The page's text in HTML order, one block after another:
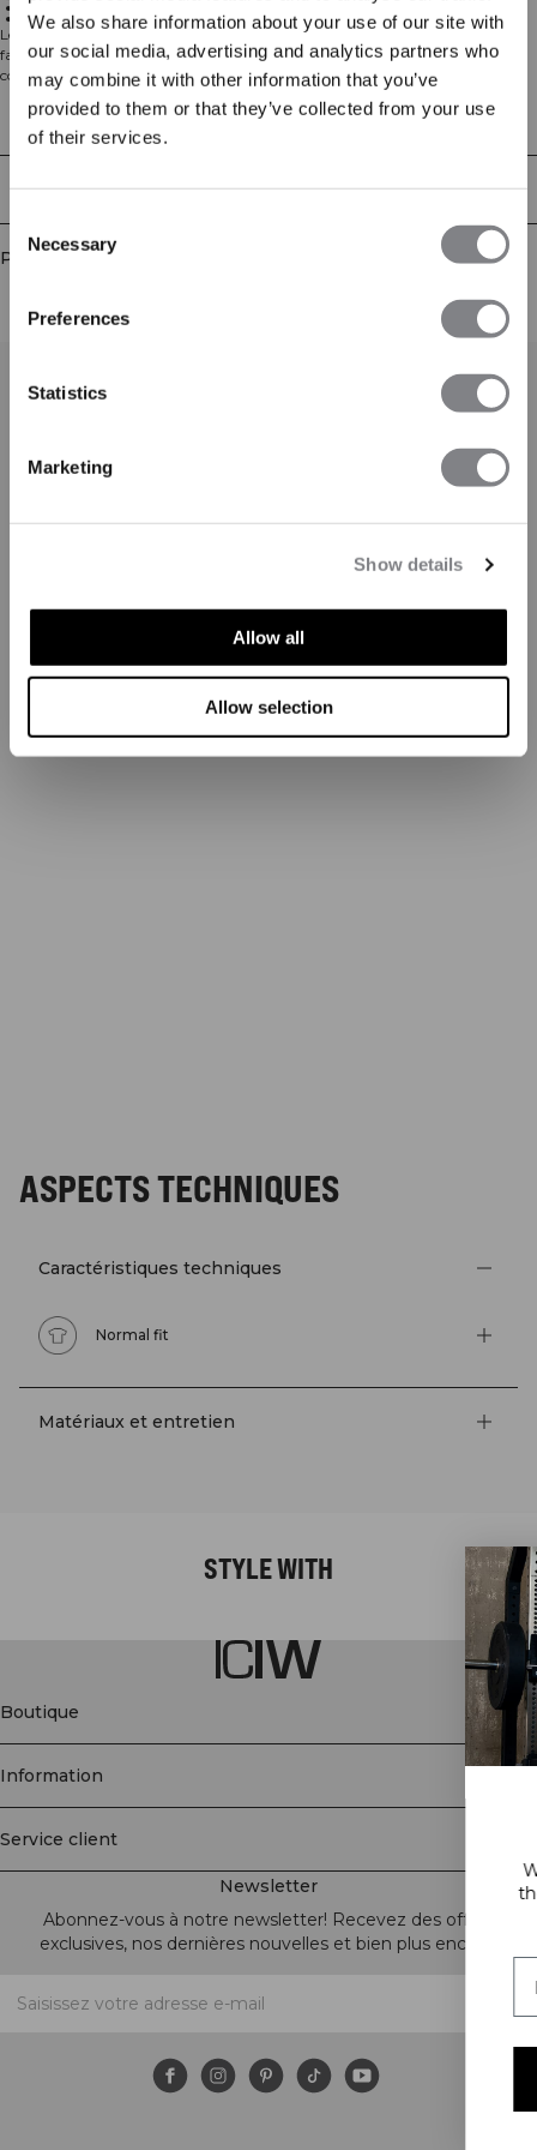
We also share information about your use of our site with
our social media, advertising and analytics partners who
may combine it with other information that you’ve
provided to them or that they’ve collected from your use
of their services.
Consent
Selection
Necessary
Preferences
Statistics
Marketing
Show details
Allow all
Allow selection
Coupe normale
Couleur Bleu Arctique
Le Mirage Cropped Singlet est un haut d'entraînement à coupe ample
fabriqué à partir du tissu Dri-release qui vous aide à rester au sec et
confortable. Le mélange unique de fibres absorbe et déplace l'humidité sur
une plus grande surface, permettant au tissu de sécher rapidement même
pendant les entraînements intenses. 81% Polyester, 14% Coton, 5% Spandex
Aspects techniques
Livraison & retours
Produits similaires
ASPECTS TECHNIQUES
Caractéristiques techniques
Normal fit
Matériaux et entretien
STYLE WITH
Boutique
Information
Service client
Newsletter
Abonnez-vous à notre newsletter! Recevez des offres
exclusives, nos dernières nouvelles et bien plus encore.
When you subscribe to our
the first to know about new
and a lot more!